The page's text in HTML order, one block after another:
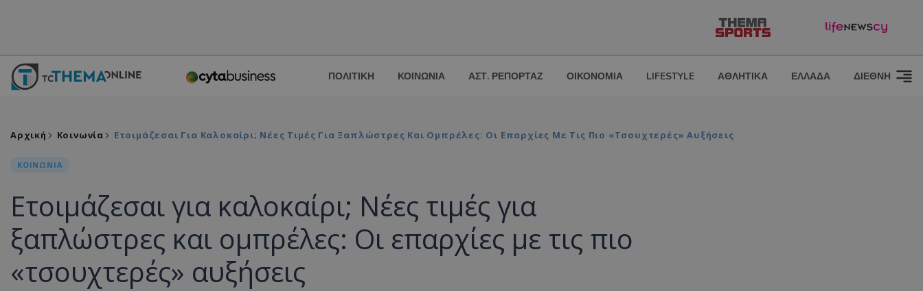
ΠΟΛΙΤΙΚΗ ΚΟΙΝΩΝΙΑ ΑΣΤ. ΡΕΠΟΡΤΑΖ ΟΙΚΟΝΟΜΙΑ LIFESTYLE ΑΘΛΗΤΙΚΑ ΕΛΛΑΔΑ ΔΙΕΘΝΗ
Αρχική Κοινωνία Ετοιμάζεσαι Για Καλοκαίρι; Νέες Τιμές Για Ξαπλώστρες Και Ομπρέλες: Οι Επαρχίες Με Τις Πιο «τσουχτερές» Αυξήσεις
ΚΟΙΝΩΝΙΑ
Ετοιμάζεσαι για καλοκαίρι; Νέες τιμές για
ξαπλώστρες και ομπρέλες: Οι επαρχίες με τις πιο
«τσουχτερές» αυξήσεις